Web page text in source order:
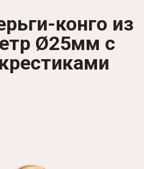
конго из
Ø25мм с